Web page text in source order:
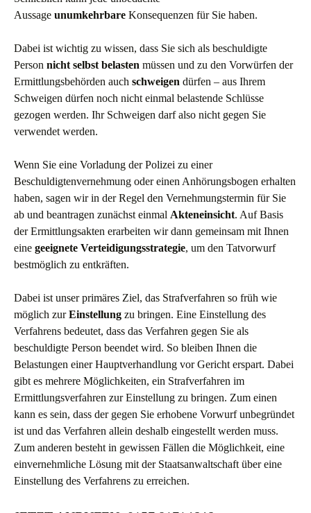
Aussage unumkehrbare Konsequenzen für Sie haben.
Dabei ist wichtig zu wissen, dass Sie sich als beschuldigte
Person nicht selbst belasten müssen und zu den Vorwürfen der
Ermittlungsbehörden auch schweigen dürfen – aus Ihrem
Schweigen dürfen noch nicht einmal belastende Schlüsse
gezogen werden. Ihr Schweigen darf also nicht gegen Sie
verwendet werden.
Wenn Sie eine Vorladung der Polizei zu einer
Beschuldigtenvernehmung oder einen Anhörungsbogen erhalten
haben, sagen wir in der Regel den Vernehmungstermin für Sie
ab und beantragen zunächst einmal Akteneinsicht. Auf Basis
der Ermittlungsakten erarbeiten wir dann gemeinsam mit Ihnen
eine geeignete Verteidigungsstrategie, um den Tatvorwurf
bestmöglich zu entkräften.
Dabei ist unser primäres Ziel, das Strafverfahren so früh wie
möglich zurEinstellung zu bringen. Eine Einstellung des
Verfahrens bedeutet, dass das Verfahren gegen Sie als
beschuldigte Person beendet wird. So bleiben Ihnen die
Belastungen einer Hauptverhandlung vor Gericht erspart. Dabei
gibt es mehrere Möglichkeiten, ein Strafverfahren im
Ermittlungsverfahren zur Einstellung zu bringen. Zum einen
kann es sein, dass der gegen Sie erhobene Vorwurf unbegründet
ist und das Verfahren allein deshalb eingestellt werden muss.
Zum anderen besteht in gewissen Fällen die Möglichkeit, eine
einvernehmliche Lösung mit der Staatsanwaltschaft über eine
Einstellung des Verfahrens zu erreichen.